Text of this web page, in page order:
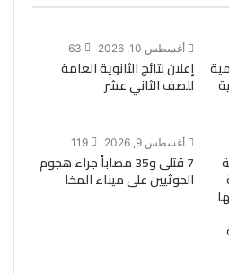
أغسطس 10, 2026 63
إعلان نتائج الثانوية العامة
للصف الثاني عشر
أغسطس 9, 2026 119
7 قتلى و35 مصاباً جراء هجوم
الحوثيين على ميناء المخا